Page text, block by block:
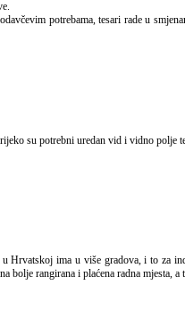
potrebama, tesari rade u
bolje rangirana i plaćena radna